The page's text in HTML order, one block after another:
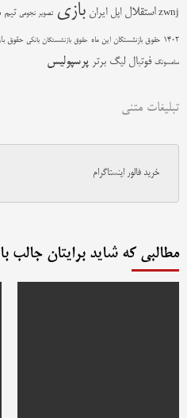
zwnj استقلال اپل ایران بازی تصویر نجومی تیم
1402 حقوق بازنشستگان این ماه حقوق بازنشستگان بانکی حقوق
سامسونگ فوتبال لیگ برتر پرسپولیس
تبلیغات متنی
خرید فالور اینستاگرام
مطالبی که شاید برایتان جالب